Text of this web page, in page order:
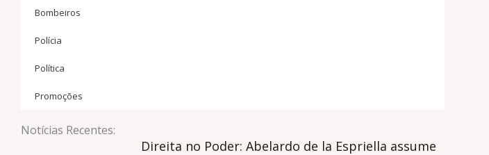
Bombeiros
Polícia
Política
Promoções
Notícias Recentes:
Direita no Poder: Abelardo de la Espriella assume